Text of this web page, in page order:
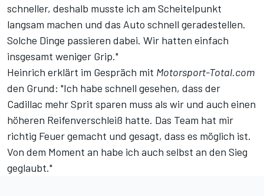
schneller, deshalb musste ich am Scheitelpunkt
langsam machen und das Auto schnell geradestellen.
Solche Dinge passieren dabei. Wir hatten einfach
insgesamt weniger Grip."
Heinrich erklärt im Gespräch mit Motorsport-Total.com
den Grund: "Ich habe schnell gesehen, dass der
Cadillac mehr Sprit sparen muss als wir und auch einen
höheren Reifenverschleiß hatte. Das Team hat mir
richtig Feuer gemacht und gesagt, dass es möglich ist.
Von dem Moment an habe ich auch selbst an den Sieg
geglaubt."